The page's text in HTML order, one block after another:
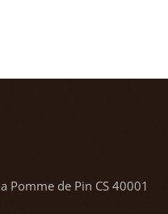
Pomme de Pin CS 40001